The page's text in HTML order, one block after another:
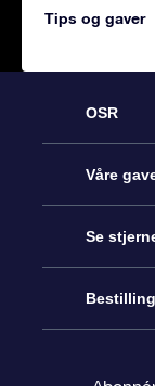
Tips og gaver
OSR
Kontakt
Bloggen
Våre
Online
OSR
Se
Star